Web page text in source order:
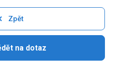
Zpět
na dotaz